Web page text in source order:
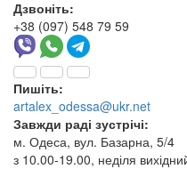
Дзвоніть:
+38 (097) 548 79 59
Пишіть:
artalex_odessa@ukr.net
Завжди раді зустрічі:
м. Одеса, вул. Базарна, 5/4
з 10.00-19.00, неділя